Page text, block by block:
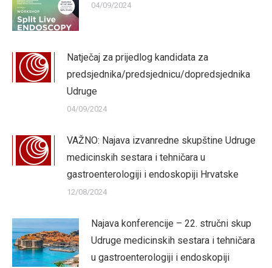
04/09/2024
Natječaj za prijedlog kandidata za
predsjednika/predsjednicu/dopredsjednika
Udruge
04/09/2024
VAŽNO: Najava izvanredne skupštine Udruge
medicinskih sestara i tehničara u
gastroenterologiji i endoskopiji Hrvatske
12/08/2024
Najava konferencije – 22. stručni skup
Udruge medicinskih sestara i tehničara
u gastroenterologiji i endoskopiji